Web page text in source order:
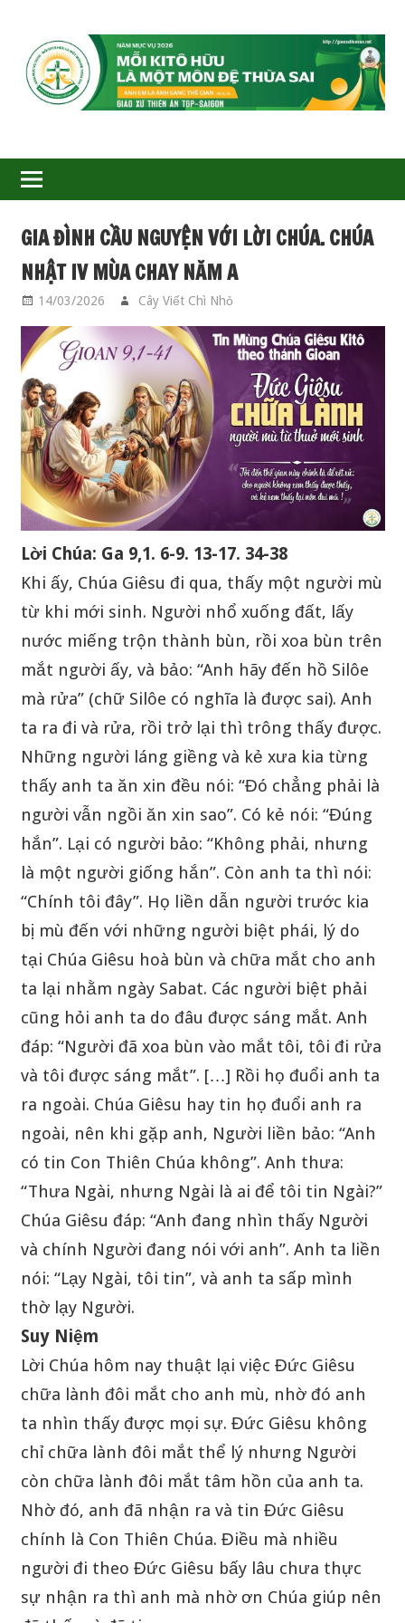
GIÁO
XỨ
THIÊN
ÂN-
TGP
SAIGON
GIA ĐÌNH CẦU NGUYỆN VỚI LỜI CHÚA. CHÚA
NHẬT IV MÙA CHAY NĂM A
14/03/2026 Cây Viết Chì Nhỏ
Lời Chúa: Ga 9,1. 6-9. 13-17. 34-38
Khi ấy, Chúa Giêsu đi qua, thấy một người mù
từ khi mới sinh. Người nhổ xuống đất, lấy
nước miếng trộn thành bùn, rồi xoa bùn trên
mắt người ấy, và bảo: “Anh hãy đến hồ Silôe
mà rửa” (chữ Silôe có nghĩa là được sai). Anh
ta ra đi và rửa, rồi trở lại thì trông thấy được.
Những người láng giềng và kẻ xưa kia từng
thấy anh ta ăn xin đều nói: “Đó chẳng phải là
người vẫn ngồi ăn xin sao”. Có kẻ nói: “Đúng
hắn”. Lại có người bảo: “Không phải, nhưng
là một người giống hắn”. Còn anh ta thì nói:
“Chính tôi đây”. Họ liền dẫn người trước kia
bị mù đến với những người biệt phái, lý do
tại Chúa Giêsu hoà bùn và chữa mắt cho anh
ta lại nhằm ngày Sabat. Các người biệt phải
cũng hỏi anh ta do đâu được sáng mắt. Anh
đáp: “Người đã xoa bùn vào mắt tôi, tôi đi rửa
và tôi được sáng mắt”. […] Rồi họ đuổi anh ta
ra ngoài. Chúa Giêsu hay tin họ đuổi anh ra
ngoài, nên khi gặp anh, Người liền bảo: “Anh
có tin Con Thiên Chúa không”. Anh thưa:
“Thưa Ngài, nhưng Ngài là ai để tôi tin Ngài?”
Chúa Giêsu đáp: “Anh đang nhìn thấy Người
và chính Người đang nói với anh”. Anh ta liền
nói: “Lạy Ngài, tôi tin”, và anh ta sấp mình
thờ lạy Người.
Suy Niệm
Lời Chúa hôm nay thuật lại việc Đức Giêsu
chữa lành đôi mắt cho anh mù, nhờ đó anh
ta nhìn thấy được mọi sự. Đức Giêsu không
chỉ chữa lành đôi mắt thể lý nhưng Người
còn chữa lành đôi mắt tâm hồn của anh ta.
Nhờ đó, anh đã nhận ra và tin Đức Giêsu
chính là Con Thiên Chúa. Điều mà nhiều
người đi theo Đức Giêsu bấy lâu chưa thực
sự nhận ra thì anh mà nhờ ơn Chúa giúp nên